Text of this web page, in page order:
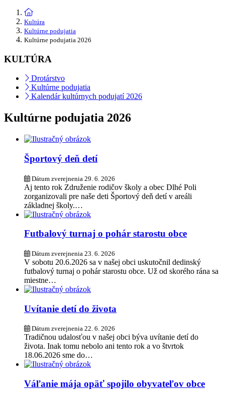
Kultúra
Kultúrne podujatia
Kultúrne podujatia 2026
KULTÚRA
Drotárstvo
Kultúrne podujatia
Kalendár kultúrnych podujatí 2026
Kultúrne podujatia 2026
Športový deň detí
Dátum zverejnenia 29. 6. 2026
Aj tento rok Združenie rodičov školy a obec Dlhé Poli
zorganizovali pre naše deti Športový deň detí v areáli
základnej školy.…
Futbalový turnaj o pohár starostu obce
Dátum zverejnenia 23. 6. 2026
V sobotu 20.6.2026 sa v našej obci uskutočnil dedinský
futbalový turnaj o pohár starostu obce. Už od skorého rána sa
miestne…
Uvítanie detí do života
Dátum zverejnenia 22. 6. 2026
Tradičnou udalosťou v našej obci býva uvítanie detí do
života. Inak tomu nebolo ani tento rok a vo štvrtok
18.06.2026 sme do…
Váľanie mája opäť spojilo obyvateľov obce